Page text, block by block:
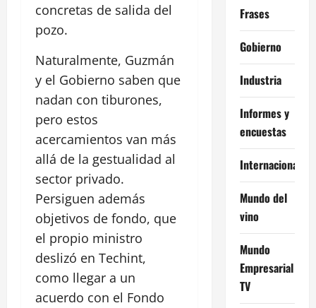
concretas de salida del
pozo.
Naturalmente, Guzmán
y el Gobierno saben que
nadan con tiburones,
pero estos
acercamientos van más
allá de la gestualidad al
sector privado.
Persiguen además
objetivos de fondo, que
el propio ministro
deslizó en Techint,
como llegar a un
acuerdo con el Fondo
Frases
Gobierno
Industria
Informes y
encuestas
Internacional
Mundo del
vino
Mundo
Empresarial
TV